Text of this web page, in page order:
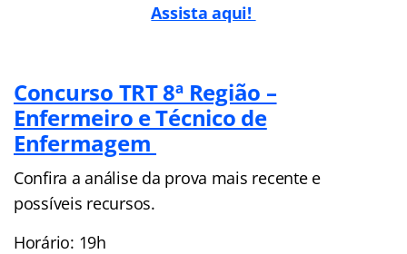
Assista aqui!
Concurso TRT 8ª Região –
Enfermeiro e Técnico de
Enfermagem
Confira a análise da prova mais recente e
possíveis recursos.
Horário: 19h